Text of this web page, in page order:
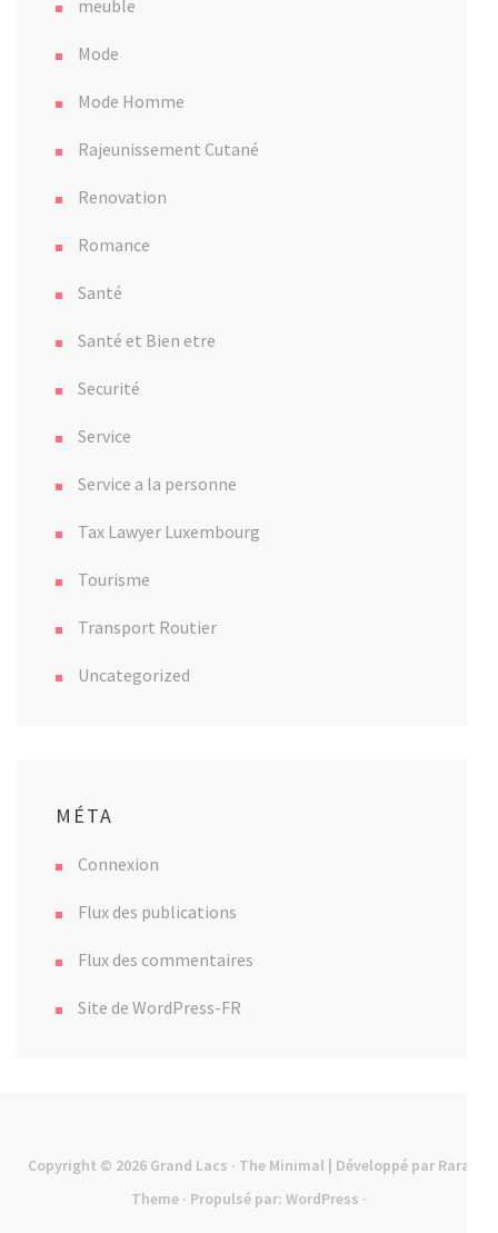
meuble
Mode
Mode Homme
Rajeunissement Cutané
Renovation
Romance
Santé
Santé et Bien etre
Securité
Service
Service a la personne
Tax Lawyer Luxembourg
Tourisme
Transport Routier
Uncategorized
MÉTA
Connexion
Flux des publications
Flux des commentaires
Site de WordPress-FR
Copyright © 2026 Grand Lacs · The Minimal | Développé par Rara
Theme · Propulsé par: WordPress ·